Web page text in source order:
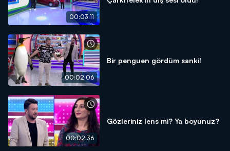
00:03:11
00:02:06
Bir penguen gördüm sanki!
00:02:36
Gözleriniz lens mi? Ya boyunuz?